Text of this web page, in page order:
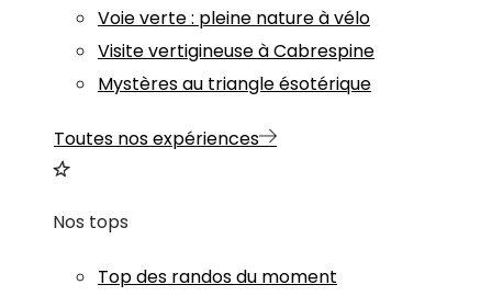
Voie verte : pleine nature à vélo
Visite vertigineuse à Cabrespine
Mystères au triangle ésotérique
Toutes nos expériences
Nos tops
Top des randos du moment